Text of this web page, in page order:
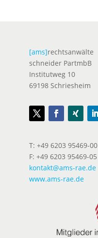
[ams]rechtsanwälte
schneider PartmbB
Institutweg 10
69198 Schriesheim
T: +49 6203 95469-00
F: +49 6203 95469-05
kontakt@ams-rae.de
www.ams-rae.de